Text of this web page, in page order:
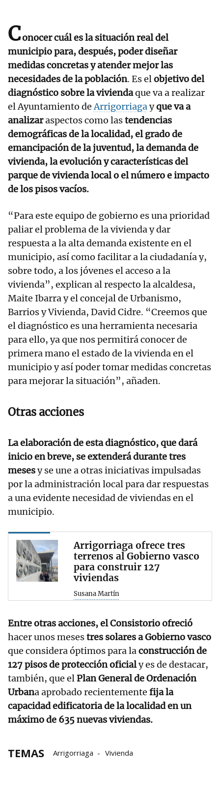
Conocer cuál es la situación real del
municipio para, después, poder diseñar
medidas concretas y atender mejor las
necesidades de la población. Es elobjetivo del
diagnóstico sobre la viviendaque va a realizar
el Ayuntamiento deArrigorriagayque va a
analizaraspectos como lastendencias
demográficas de la localidad, el grado de
emancipación de la juventud, la demanda de
vivienda, la evolución y características del
parque de vivienda local o el número e impacto
de los pisos vacíos.
“Para este equipo de gobierno es una prioridad
paliar el problema de la vivienda y dar
respuesta a la alta demanda existente en el
municipio, así como facilitar a la ciudadanía y,
sobre todo, a los jóvenes el acceso a la
vivienda”, explican al respecto la alcaldesa,
Maite Ibarra y el concejal de Urbanismo,
Barrios y Vivienda, David Cidre. “Creemos que
el diagnóstico es una herramienta necesaria
para ello, ya que nos permitirá conocer de
primera mano el estado de la vivienda en el
municipio y así poder tomar medidas concretas
para mejorar la situación”, añaden.
Otras acciones
La elaboración de esta diagnóstico, que dará
inicio en breve, se extenderá durante tres
mesesy se une a otras iniciativas impulsadas
por la administración local para dar respuestas
a una evidente necesidad de viviendas en el
municipio.
Arrigorriaga ofrece tres
terrenos al Gobierno vasco
para construir 127
viviendas
Susana Martín
Entre otras acciones, el Consistorio ofreció
hacer unos mesestres solares a Gobierno vasco
que considera óptimos para laconstrucción de
127 pisos de protección oficialy es de destacar,
también, que elPlan General de Ordenación
Urbana aprobado recientemente fija la
capacidad edificatoria de la localidad en un
máximo de 635 nuevas viviendas.
TEMAS Arrigorriaga Vivienda